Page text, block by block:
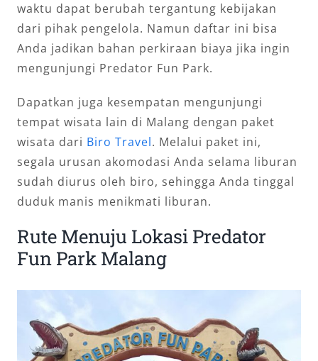
waktu dapat berubah tergantung kebijakan
dari pihak pengelola. Namun daftar ini bisa
Anda jadikan bahan perkiraan biaya jika ingin
mengunjungi Predator Fun Park.
Dapatkan juga kesempatan mengunjungi
tempat wisata lain di Malang dengan paket
wisata dari Biro Travel. Melalui paket ini,
segala urusan akomodasi Anda selama liburan
sudah diurus oleh biro, sehingga Anda tinggal
duduk manis menikmati liburan.
Rute Menuju Lokasi Predator
Fun Park Malang